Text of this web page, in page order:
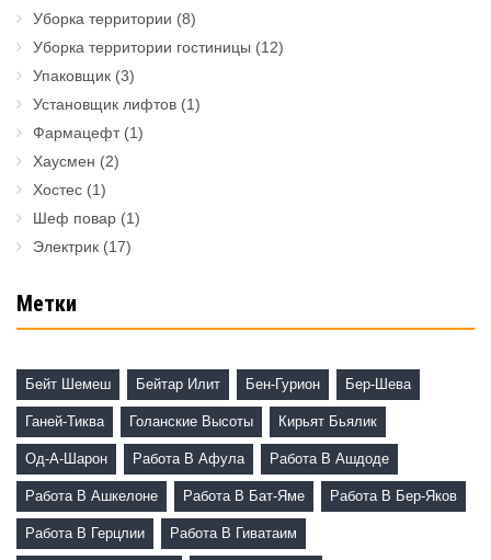
Уборка территории (8)
Уборка территории гостиницы (12)
Упаковщик (3)
Установщик лифтов (1)
Фармацефт(1)
Хаусмен (2)
Хостес (1)
Шеф повар (1)
Электрик (17)
Метки
Бейт Шемеш Бейтар Илит Бен-Гурион Бер-Шева
Ганей-Тиква Голанские Высоты Кирьят Бьялик
Од-А-Шарон Работа В Афула Работа В Ашдоде
Работа В Ашкелоне Работа В Бат-Яме Работа В Бер-Яков
Работа В Герцлии Работа В Гиватаим